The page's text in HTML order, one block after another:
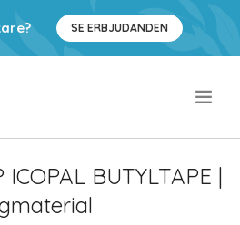
SE ERBJUDANDEN
BUTYLTAPE |